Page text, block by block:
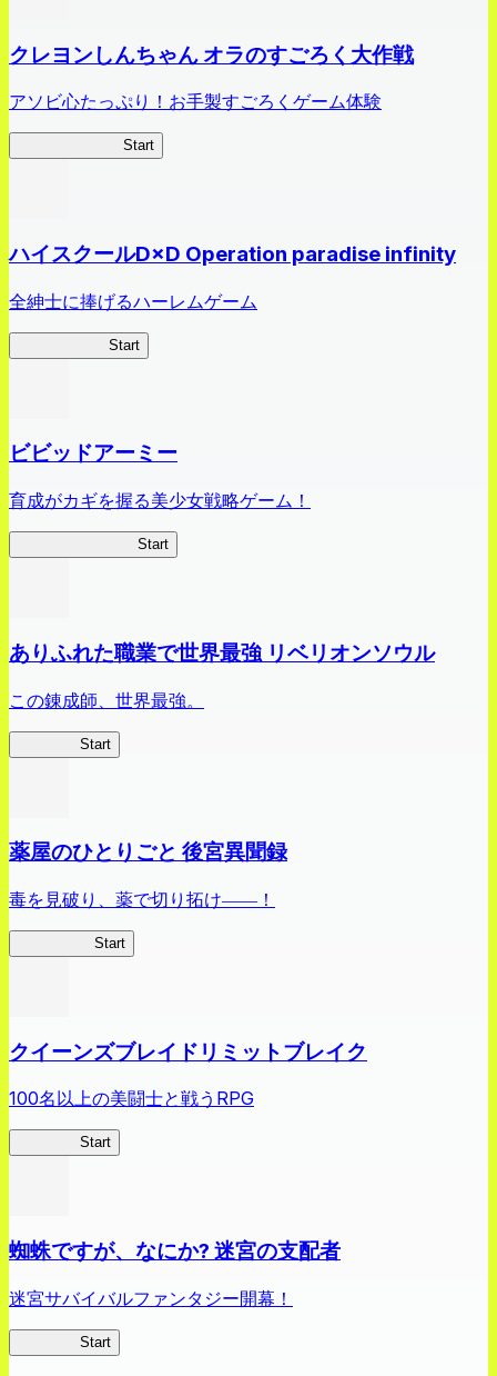
クレヨンしんちゃん オラのすごろく大作戦
アソビ心たっぷり！お手製すごろくゲーム体験
Start
ハイスクールD×D Operation paradise infinity
全紳士に捧げるハーレムゲーム
Start
ビビッドアーミー
育成がカギを握る美少女戦略ゲーム！
Start
ありふれた職業で世界最強 リベリオンソウル
この錬成師、世界最強。
Start
薬屋のひとりごと 後宮異聞録
毒を見破り、薬で切り拓け――！
Start
クイーンズブレイドリミットブレイク
100名以上の美闘士と戦うRPG
Start
蜘蛛ですが、なにか? 迷宮の支配者
迷宮サバイバルファンタジー開幕！
Start